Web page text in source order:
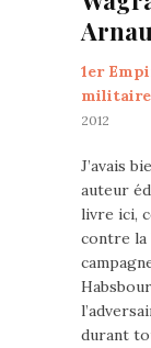
1er
militaire
2012
J’avais
auteur
livre ici,
contre la
durant